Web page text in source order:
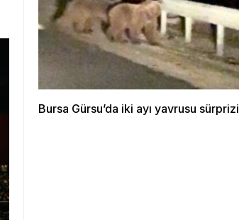
Bursa Gürsu’da iki ayı yavrusu sürprizi